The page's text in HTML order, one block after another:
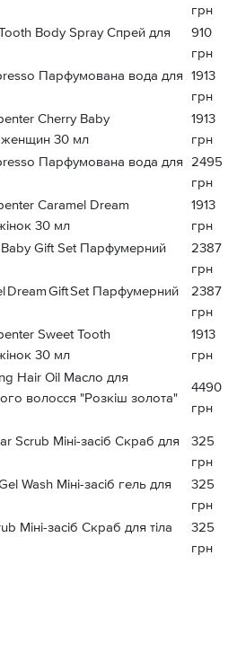
грн
Body Spray Спрей для
910
грн
Парфумована вода для 1913
грн
Cherry Baby
30 мл
1913
грн
Парфумована вода для
2495
грн
Caramel Dream
30 мл
1913
грн
Gift Set Парфумерний
2387
грн
Dream Gift Set Парфумерний
2387
грн
Sweet Tooth
30 мл
1913
грн
Hair Oil Масло для
волосся "Розкіш золота"
4490
грн
Scrub Міні-засіб Скраб для
325
грн
Wash Міні-засіб гель для
325
грн
Міні-засіб Скраб для тіла
325
грн